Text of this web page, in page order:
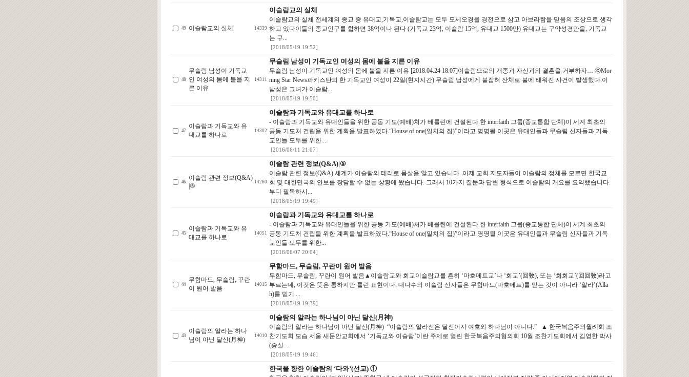
49 이슬람교의 실체 14339
이슬람교의 실체
이슬람교의 실체​ 전세계의 종교 중 유대교,기독교,이슬람교는 모두 모세오경을 경전으로 삼고 아브라함을 믿음의 조상으로 생각
하고 있다이들의 종교인구를 합하면 38억이나 된다 (기독교 23억, 이슬람 15억, 유대교 1500만) 유대교는 구약성경만을, 기독교
는 구...
[2018/05/19 19:52]
48
무슬림 남성이 기독교
인 여성의 몸에 불을 지
른 이유
14311
무슬림 남성이 기독교인 여성의 몸에 불을 지른 이유
무슬림 남성이 기독교인 여성의 몸에 불을 지른 이유 [2018.04.24 18:07]이슬람으로의 개종과 자신과의 결혼을 거부하자… ⓒMor
ning Star News파키스탄의 한 기독교인 여성이 22일(현지시간) 무슬림 남성에게 붙잡혀 산채로 불에 태워진 사건이 발생했다.이
남성은 그녀가 이슬람...
[2018/05/19 19:50]
47
이슬람과 기독교와 유
대교를 하나로
14302
이슬람과 기독교와 유대교를 하나로
- 이슬람과 기독교와 유대인들을 위한 공동 기도(예배)처가 베를린에 건설된다.한 interfaith 그룹(종교통합 단체)이 세계 최초의
공동 기도처 건립을 위한 계획을 발표하였다.“House of one(일치의 집)”이라고 명명될 이곳은 유대인들과 무슬림 신자들과 기독
교인들 모두를 위한...
[2016/06/11 21:07]
46
이슬람 관련 정보(Q&A)
|⑤
14260
이슬람 관련 정보(Q&A)|⑤
이슬람 관련 정보(Q&A) 세계가 이슬람의 테러로 몸살을 앓고 있습니다. 이제 교회 지도자들이 이슬람의 정체를 모르면 한국교
회 및 대한민국의 안보를 장담할 수 없는 상황에 왔습니다. 그래서 10가지 질문과 답변 형식으로 이슬람의 개요를 요약했습니다.
부디 필독하시...
[2018/05/19 19:49]
45
이슬람과 기독교와 유
대교를 하나로
14051
이슬람과 기독교와 유대교를 하나로
- 이슬람과 기독교와 유대인들을 위한 공동 기도(예배)처가 베를린에 건설된다.한 interfaith 그룹(종교통합 단체)이 세계 최초의
공동 기도처 건립을 위한 계획을 발표하였다.“House of one(일치의 집)”이라고 명명될 이곳은 유대인들과 무슬림 신자들과 기독
교인들 모두를 위한...
[2016/06/07 20:04]
44
무함마드, 무슬림, 꾸란
이 원어 발음
14015
무함마드, 무슬림, 꾸란이 원어 발음
무함마드, 무슬림, 꾸란이 원어 발음▲이슬람교와 회교이슬람교를 흔히 ‘마호메트교’나 ‘회교’(回敎), 또는 ‘회회교’(回回敎)라고
부르는데, 이것은 뜻은 통하지만 틀린 표현이다. 대다수의 이슬람 신자들은 무함마드(마호메트)를 믿는 것이 아니라 ‘알라’(Alla
h)를 믿기 ...
[2018/05/19 19:39]
43
이슬람의 알라는 하나
님이 아닌 달신(月神)
14010
이슬람의 알라는 하나님이 아닌 달신(月神)
이슬람의 알라는 하나님이 아닌 달신(月神) “이슬람의 알라신은 달신이지 여호와 하나님이 아니다.” ▲ 한국복음주의월례회 조
찬기도회 모습 서울 새문안교회에서 ‘기독교와 이슬람’이란 주제로 열린 한국복음주의협의회 10월 조찬기도회에서 김영한 박사
(숭실...
[2018/05/19 19:46]
한국을 향한 이슬람의 ‘다와’(선교) ①